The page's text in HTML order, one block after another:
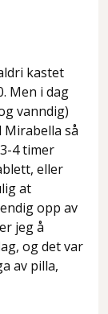
kastet
Men i dag
vanndig)
Mirabella så
4 timer
eller
at
opp av
jeg å
og det var
av pilla,